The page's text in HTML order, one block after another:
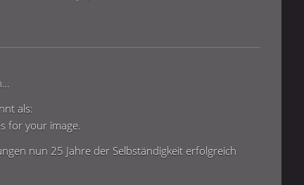
als:
for your image.
nun 25 Jahre der Selbständigkeit erfolgreich